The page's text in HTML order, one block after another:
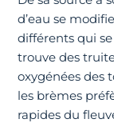
d’eau se
différents qui se
trouve des
oxygénées des
les brèmes
rapides du